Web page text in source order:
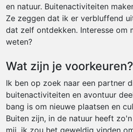
en natuur. Buitenactiviteiten
Ze zeggen dat ik er verbluffend
dat zelf ontdekken. Interesse om
weten?
Wat zijn je voorkeuren?
Ik ben op zoek naar een partner
buitenactiviteiten en avontuur
bang is om nieuwe plaatsen en
Buiten zijn, in de natuur heeft
mij, ik zou het geweldig vinden